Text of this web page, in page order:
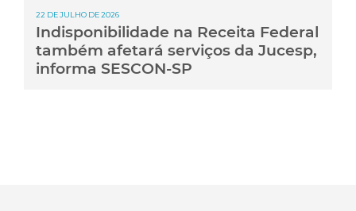
22 DE JULHO DE 2026
Indisponibilidade na Receita Federal
também afetará serviços da Jucesp,
informa SESCON-SP